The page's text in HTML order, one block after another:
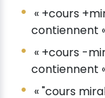
« +cours
contiennent
« +cours -
contiennent
« "cours